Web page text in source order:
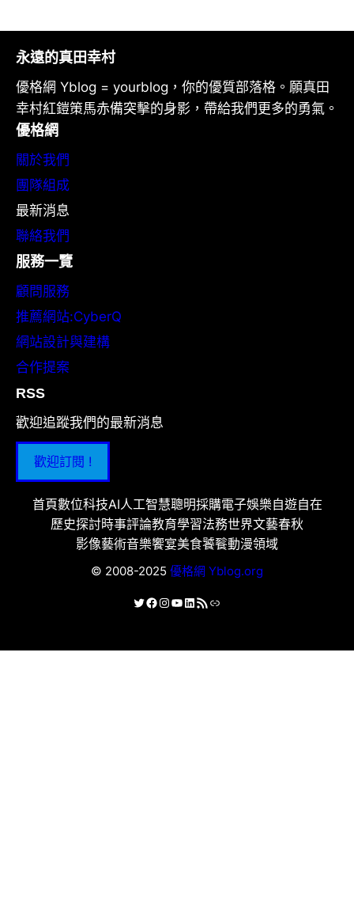
永遠的真田幸村
優格網 Yblog = yourblog，你的優質部落格。願真田
幸村紅鎧策馬赤備突擊的身影，帶給我們更多的勇氣。
優格網
關於我們
團隊組成
最新消息
聯絡我們
服務一覽
顧問服務
推薦網站:CyberQ
網站設計與建構
合作提案
RSS
歡迎追蹤我們的最新消息
歡迎訂閱 !
首頁數位科技AI人工智慧聰明採購電子娛樂自遊自在
歷史探討時事評論教育學習法務世界文藝春秋
影像藝術音樂饗宴美食饕餮動漫領域
© 2008-2025 優格網 Yblog.org
X Facebook
Instagram
YouTube
LinkedIn
RSS 資訊提供連結